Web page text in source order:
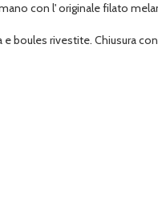
con l' originale filato
e boules rivestite. Chiusura